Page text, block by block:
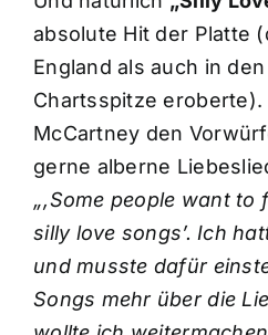
absolute Hit der Platte
England als auch in den
Chartsspitze
McCartney den
gerne alberne
„,Some people want to
silly love songs’. Ich
und musste dafür
Songs mehr über die